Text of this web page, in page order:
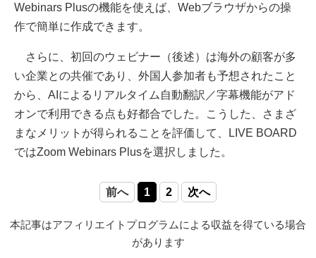
Webinars Plusの機能を使えば、Webブラウザからの操
作で簡単に作成できます。
さらに、初回のウェビナー（後述）は海外の顧客が多
い企業との共催であり、外国人参加者も予想されたこと
から、AIによるリアルタイム自動翻訳／字幕機能がアド
オンで利用できる点も好都合でした。こうした、さまざ
まなメリットが得られることを評価して、LIVE BOARD
ではZoom Webinars Plusを選択しました。
前へ 1 2 次へ
本記事はアフィリエイトプログラムによる収益を得ている場合
があります